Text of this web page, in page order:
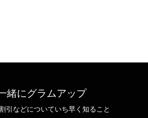
緒にグラムアップ
引などについていち早く知ること